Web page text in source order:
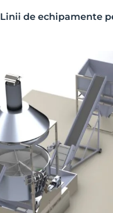
Linii de echipamente